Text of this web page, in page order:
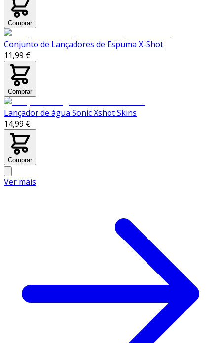
Comprar
Conjunto de Lançadores de Espuma X-Shot
11,99 €
Comprar
Lançador de água Sonic Xshot Skins
14,99 €
Comprar
Ver mais